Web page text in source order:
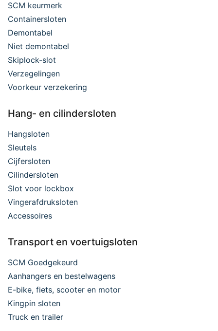
SCM keurmerk
Containersloten
Demontabel
Niet demontabel
Skiplock-slot
Verzegelingen
Voorkeur verzekering
Hang- en cilindersloten
Hangsloten
Sleutels
Cijfersloten
Cilindersloten
Slot voor lockbox
Vingerafdruksloten
Accessoires
Transport en voertuigsloten
SCM Goedgekeurd
Aanhangers en bestelwagens
E-bike, fiets, scooter en motor
Kingpin sloten
Truck en trailer